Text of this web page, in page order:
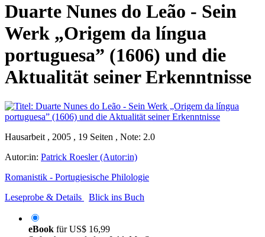
Duarte Nunes do Leão - Sein
Werk „Origem da língua
portuguesa” (1606) und die
Aktualität seiner Erkenntnisse
Hausarbeit , 2005 , 19 Seiten , Note: 2.0
Autor:in: Patrick Roesler (Autor:in)
Romanistik - Portugiesische Philologie
Leseprobe & Details
Blick ins Buch
eBook fürUS$ 16,99